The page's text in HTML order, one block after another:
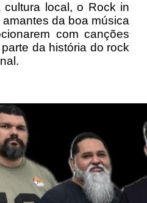
local, o Rock in
da boa música
com canções
da história do rock